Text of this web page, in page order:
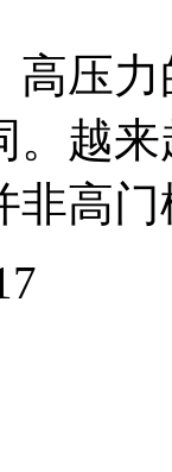
高压
。越
非高